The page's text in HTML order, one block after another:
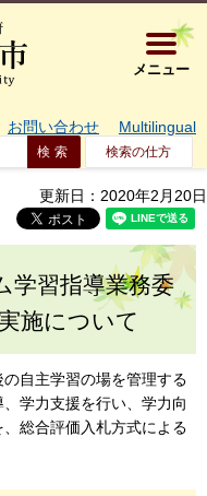
大阪府箕
メニュー
お問い合わせ Multilingual
検索の仕方
更新日：2020年2月20日
学習指導業務委
施について
自主学習の場を管理する
学力支援を行い、学力向
総合評価入札方式による